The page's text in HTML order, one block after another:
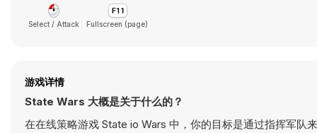
Select / Attack Fullscreen (page)
游戏详情
State Wars 大概是关于什么的？
在在线策略游戏 State io Wars 中，你的目标是通过指挥军队